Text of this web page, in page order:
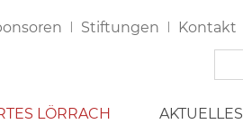
I Stiftungen I Kontakt
LÖRRACH AKTUELLES